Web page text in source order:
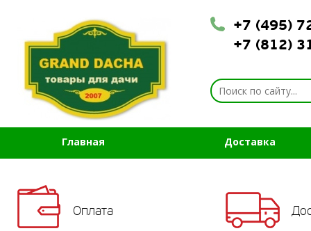
+7 (495)
+7 (812)
Главная Доставка
Оплата